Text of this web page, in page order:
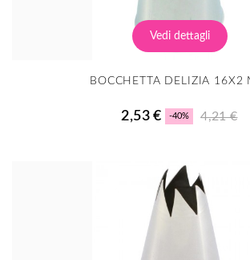
Vedi dettagli
BOCCHETTA DELIZIA 16X2
2,53 € -40% 4,21 €